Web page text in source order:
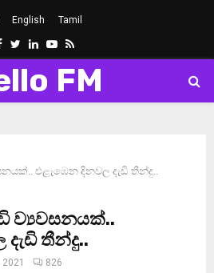
English Tamil
Facebook
Twitter
LinkedinYoutube
Rss
FM
එළැඹෙන දිනවල දැඩි තීන්දු..
ව්‍යවසනයක්..
තීන්දු..
826